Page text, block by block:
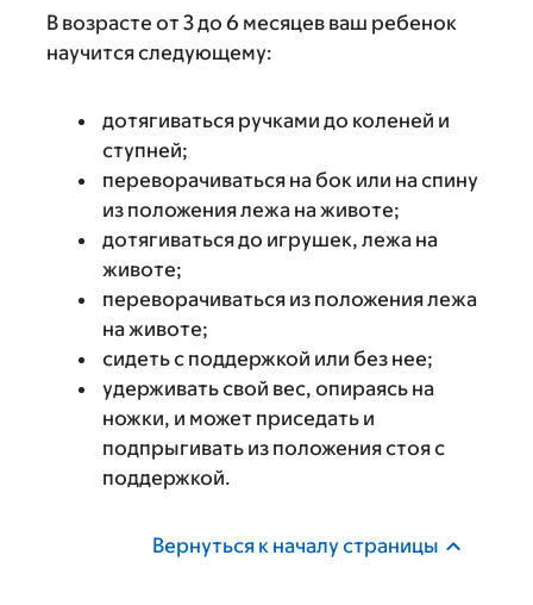
В возрасте от 3 до 6 месяцев ваш ребенок
научится следующему:
дотягиваться ручками до коленей и
ступней;
переворачиваться на бок или на спину
из положения лежа на животе;
дотягиваться до игрушек, лежа на
животе;
переворачиваться из положения лежа
на животе;
сидеть с поддержкой или без нее;
удерживать свой вес, опираясь на
ножки, и может приседать и
подпрыгивать из положения стоя с
поддержкой.
Вернуться к началу страницы